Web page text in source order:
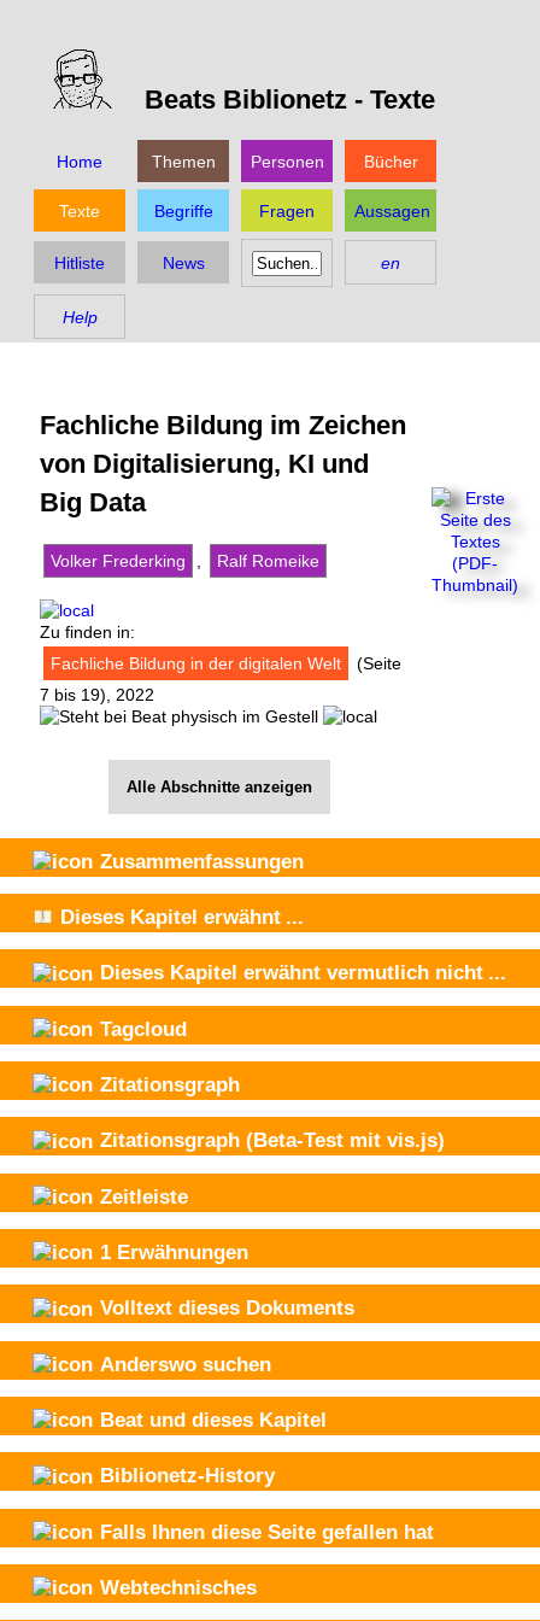
Beats Biblionetz - Texte
Home Themen Personen Bücher
Texte Begriffe Fragen Aussagen
Hitliste News en
Help
Fachliche Bildung im Zeichen
von Digitalisierung, KI und
Big Data
Volker Frederking Ralf Romeike
Zu finden in:
Fachliche Bildung in der digitalen Welt
(Seite
7 bis 19), 2022
Alle Abschnitte anzeigen
Zusammenfassungen
Dieses Kapitel erwähnt ...
Dieses Kapitel erwähnt vermutlich nicht ...
Tagcloud
Zitationsgraph
Zitationsgraph (Beta-Test mit vis.js)
Zeitleiste
1 Erwähnungen
Volltext dieses Dokuments
Anderswo suchen
Beat und dieses Kapitel
Biblionetz-History
Falls Ihnen diese Seite gefallen hat
Webtechnisches